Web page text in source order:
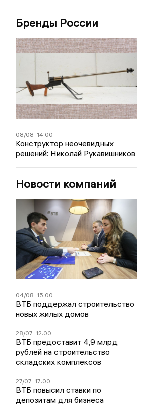
Бренды России
08/08 14:00
Конструктор неочевидных
решений: Николай Рукавишников
Новости компаний
04/08 15:00
ВТБ поддержал строительство
новых жилых домов
28/07 12:00
ВТБ предоставит 4,9 млрд
рублей на строительство
складских комплексов
27/07 17:00
ВТБ повысил ставки по
депозитам для бизнеса